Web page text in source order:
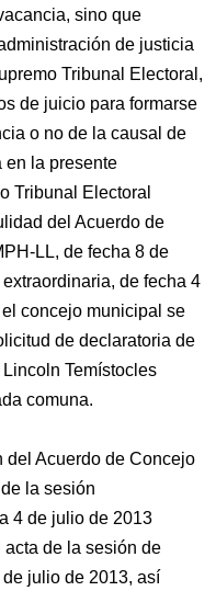
sino que
de justicia
Tribunal Electoral,
de juicio para formarse
o no de la causal de
en la presente
Tribunal Electoral
del Acuerdo de
LL, de fecha 8 de
de fecha 4
concejo municipal se
de declaratoria de
Temístocles
comuna.
del Acuerdo de Concejo
la sesión
4 de julio de 2013
de la sesión de
julio de 2013, así